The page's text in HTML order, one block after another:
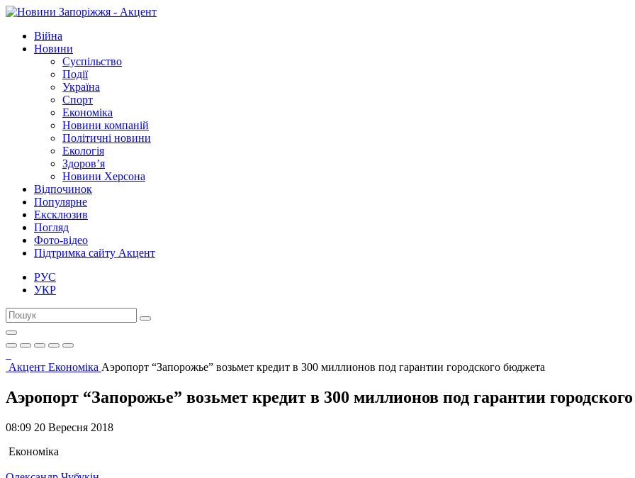
Війна
Новини
Суспільство
Події
Україна
Спорт
Економіка
Новини компаній
Політичні новини
Екологія
Здоров’я
Новини Херсона
Відпочинок
Популярне
Ексклюзив
Погляд
Фото-відео
Підтримка сайту Акцент
РУС
УКР
Акцент Економіка Аэропорт “Запорожье” возьмет кредит в 300 миллионов под гарантии городского бюджета
Аэропорт “Запорожье” возьмет кредит в 300 миллионов под гарантии
08:09 20 Вересня 2018
Економіка